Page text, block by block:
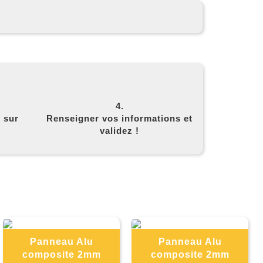
sur
4.
Renseigner vos informations et
validez !
Panneau Alu
composite 2mm
Panneau Alu
composite 2mm